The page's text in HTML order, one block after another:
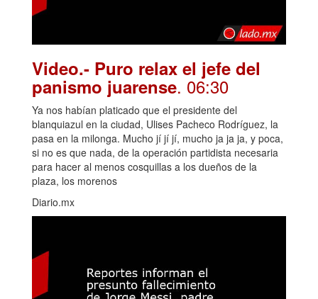
Video.- Puro relax el jefe del
panismo juarense. 06:30
Ya nos habían platicado que el presidente del
blanquiazul en la ciudad, Ulises Pacheco Rodríguez, la
pasa en la milonga. Mucho jí jí jí, mucho ja ja ja, y poca,
si no es que nada, de la operación partidista necesaria
para hacer al menos cosquillas a los dueños de la
plaza, los morenos
Diario.mx